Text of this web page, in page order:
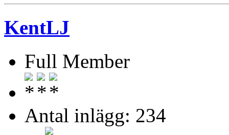
KentLJ
Full Member
Antal inlägg: 234